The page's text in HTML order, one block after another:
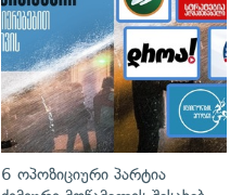
6 ოპოზიციური პარტია